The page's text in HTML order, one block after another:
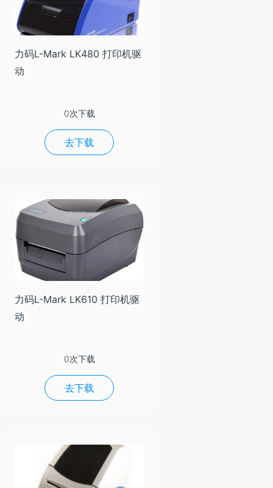
力码L-Mark LK480 打印机驱
动
0次下载
去下载
力码L-Mark LK610 打印机驱
动
0次下载
去下载